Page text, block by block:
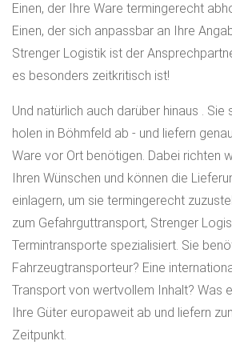
Einen, der Ihre Ware termingerecht
Einen, der sich anpassbar an Ihre
Strenger Logistik ist der
es besonders zeitkritisch ist!
Und natürlich auch darüber hinaus . Sie
holen in Böhmfeld ab - und liefern
Ware vor Ort benötigen. Dabei richten
Ihren Wünschen und können die
einlagern, um sie termingerecht
zum Gefahrguttransport, Strenger
Termintransporte spezialisiert. Sie
Fahrzeugtransporteur? Eine
Transport von wertvollem Inhalt? Was
Ihre Güter europaweit ab und liefern
Zeitpunkt.